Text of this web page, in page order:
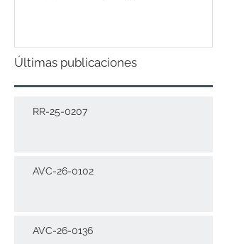
Últimas publicaciones
RR-25-0207
AVC-26-0102
AVC-26-0136